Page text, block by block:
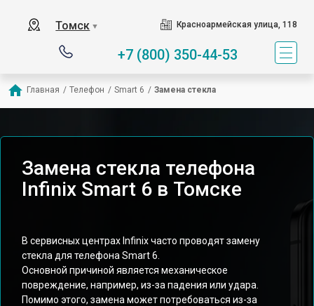
Томск ▼ Красноармейская улица, 118
+7 (800) 350-44-53
Главная / Телефон / Smart 6 / Замена стекла
Замена стекла телефона
Infinix Smart 6 в Томске
В сервисных центрах Infinix часто проводят замену
стекла для телефона Smart 6.
Основной причиной является механическое
повреждение, например, из-за падения или удара.
Помимо этого, замена может потребоваться из-за